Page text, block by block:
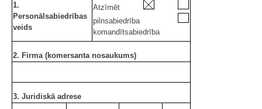
1.
Personālsabiedrības
veids
Atzīmēt
pilnsabiedrība
komandītsabiedrība
2. Firma (komersanta nosaukums)
3. Juridiskā adrese